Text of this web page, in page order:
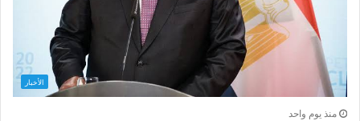
الأخبار
منذ يوم واحد